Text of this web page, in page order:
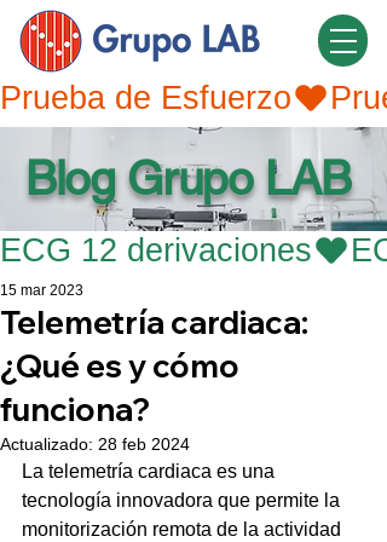
Prueba de Esfuerzo
Blog Grupo LAB
ECG 12 derivaciones
Telemetría cardiaca:
¿Qué es y cómo
funciona?
15 mar 2023
Actualizado: 28 feb 2024
La telemetría cardiaca es una
tecnología innovadora que permite la
monitorización remota de la actividad